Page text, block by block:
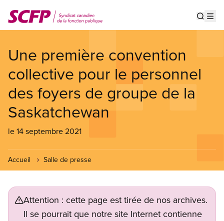
au
contenu
Une première convention
collective pour le personnel
des foyers de groupe de la
Saskatchewan
le 14 septembre 2021
Accueil Salle de presse
Attention : cette page est tirée de nos archives.
Il se pourrait que notre site Internet contienne